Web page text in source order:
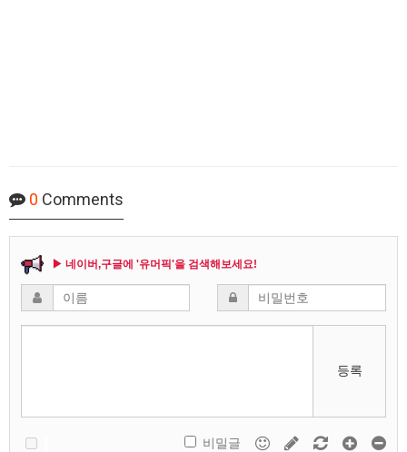
0 Comments
▶ 네이버,구글에 '유머픽'을 검색해보세요!
등록
비밀글